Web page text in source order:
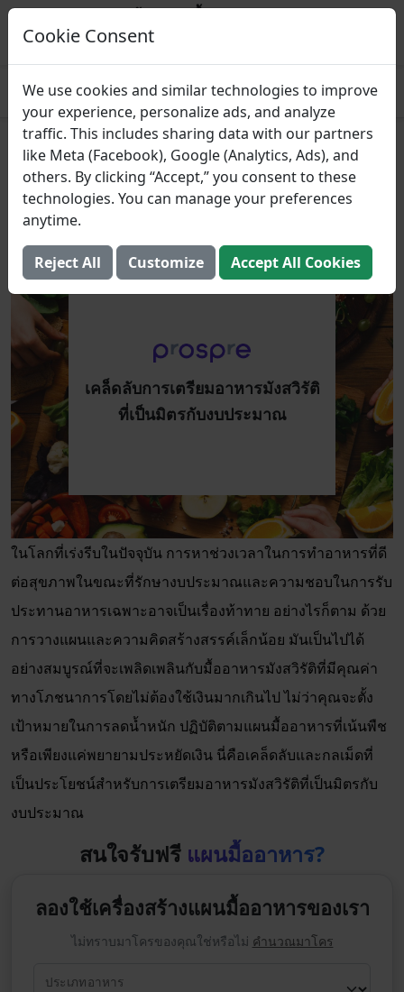
Prospre: ผู้วางแผนมื้ออาหาร
แผนอาหารตามมาโคร
เคล็ดลับการเตรียมอาหารมังสวิรัติ
ที่เป็นมิตรกับงบประมาณ
7 กันยายน 2024 (อัปเดต: 2 สิงหาคม 2025)
เคล็ดลับการเตรียมอาหารมังสวิรัติ
ที่เป็นมิตรกับงบประมาณ
ในโลกที่เร่งรีบในปัจจุบัน การหาช่วงเวลาในการทำอาหารที่ดี
ต่อสุขภาพในขณะที่รักษางบประมาณและความชอบในการรับ
ประทานอาหารเฉพาะอาจเป็นเรื่องท้าทาย อย่างไรก็ตาม ด้วย
การวางแผนและความคิดสร้างสรรค์เล็กน้อย มันเป็นไปได้
อย่างสมบูรณ์ที่จะเพลิดเพลินกับมื้ออาหารมังสวิรัติที่มีคุณค่า
ทางโภชนาการโดยไม่ต้องใช้เงินมากเกินไป ไม่ว่าคุณจะตั้ง
เป้าหมายในการลดน้ำหนัก ปฏิบัติตามแผนมื้ออาหารที่เน้นพืช
หรือเพียงแค่พยายามประหยัดเงิน นี่คือเคล็ดลับและกลเม็ดที่
เป็นประโยชน์สำหรับการเตรียมอาหารมังสวิรัติที่เป็นมิตรกับ
งบประมาณ
สนใจรับฟรี แผนมื้ออาหาร?
ลองใช้เครื่องสร้างแผนมื้ออาหารของเรา
ไม่ทราบมาโครของคุณใช่หรือไม่ คำนวณมาโคร
ประเภทอาหาร
Cookie Consent
We use cookies and similar technologies to improve
your experience, personalize ads, and analyze
traffic. This includes sharing data with our partners
like Meta (Facebook), Google (Analytics, Ads), and
others. By clicking “Accept,” you consent to these
technologies. You can manage your preferences
anytime.
Reject All Customize Accept All Cookies